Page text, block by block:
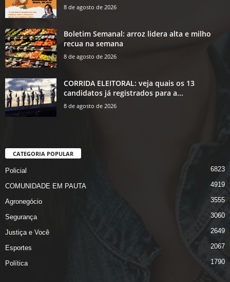
8 de agosto de 2026
Boletim Semanal: arroz lidera alta e milho
recua na semana
8 de agosto de 2026
CORRIDA ELEITORAL: veja quais os 13
candidatos já registrados para a...
8 de agosto de 2026
CATEGORIA POPULAR
Policial 6823
COMUNIDADE EM PAUTA 4919
Agronegócio 3555
Segurança 3060
Justiça e Você 2649
Esportes 2067
Política 1790